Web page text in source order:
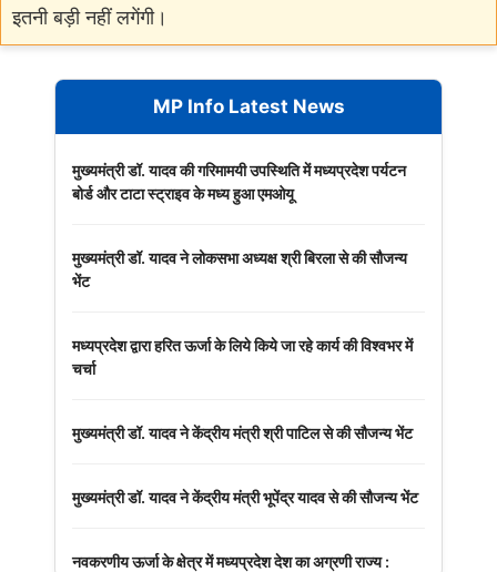
इतनी बड़ी नहीं लगेंगी।
MP Info Latest News
मुख्यमंत्री डॉ. यादव की गरिमामयी उपस्थिति में मध्यप्रदेश पर्यटन
बोर्ड और टाटा स्ट्राइव के मध्य हुआ एमओयू
मुख्यमंत्री डॉ. यादव ने लोकसभा अध्यक्ष श्री बिरला से की सौजन्य
भेंट
मध्यप्रदेश द्वारा हरित ऊर्जा के लिये किये जा रहे कार्य की विश्वभर में
चर्चा
मुख्यमंत्री डॉ. यादव ने केंद्रीय मंत्री श्री पाटिल से की सौजन्य भेंट
मुख्यमंत्री डॉ. यादव ने केंद्रीय मंत्री भूपेंद्र यादव से की सौजन्य भेंट
नवकरणीय ऊर्जा के क्षेत्र में मध्यप्रदेश देश का अग्रणी राज्य :